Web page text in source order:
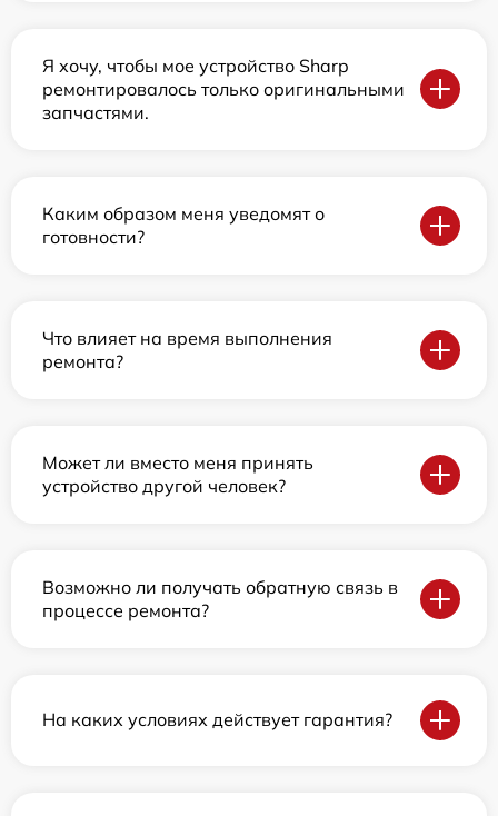
Я хочу, чтобы мое устройство Sharp
ремонтировалось только оригинальными
запчастями.
Каким образом меня уведомят о
готовности?
Что влияет на время выполнения
ремонта?
Может ли вместо меня принять
устройство другой человек?
Возможно ли получать обратную связь в
процессе ремонта?
На каких условиях действует гарантия?